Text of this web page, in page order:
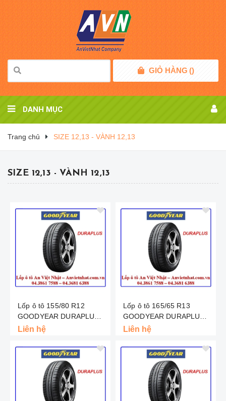
GIỎ HÀNG ()
DANH MỤC
Trang chủ SIZE 12,13 - VÀNH 12,13
SIZE 12,13 - VÀNH 12,13
Lốp ô tô 155/80 R12
GOODYEAR DURAPLUS -
INDO
Liên hệ
Lốp ô tô 165/65 R13
GOODYEAR DURAPLUS -
MALAYSIA
Liên hệ